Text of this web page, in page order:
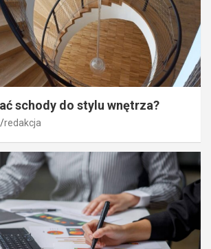
schody do stylu wnętrza?
redakcja